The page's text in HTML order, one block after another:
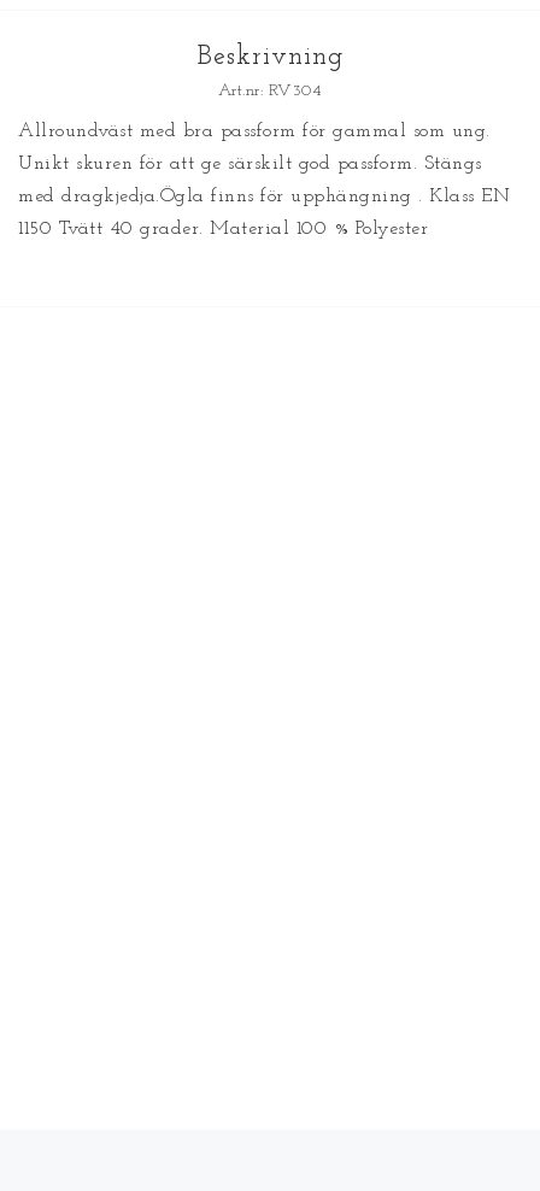
Beskrivning
Art.nr: RV304
Allroundväst med bra passform för gammal som ung.
Unikt skuren för att ge särskilt god passform. Stängs
med dragkjedja.Ögla finns för upphängning . Klass EN
1150 Tvätt 40 grader. Material 100 % Polyester